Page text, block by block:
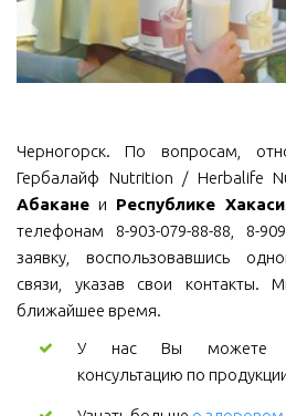
Черногорск. По вопросам,
Гербалайф Nutrition / Herbalife
Абаканеи Республике
телефонам 8-903-079-88-88, 8-
заявку, воспользовавшись
связи, указав свои
ближайшее время.
У нас Вы можете
консультацию по